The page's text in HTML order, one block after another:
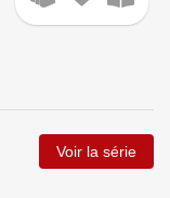
Voir la série